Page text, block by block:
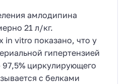
амлодипина
21 л/кг.
in vitro показано, что у
гипертензией
97,5% циркулирующего
с белками